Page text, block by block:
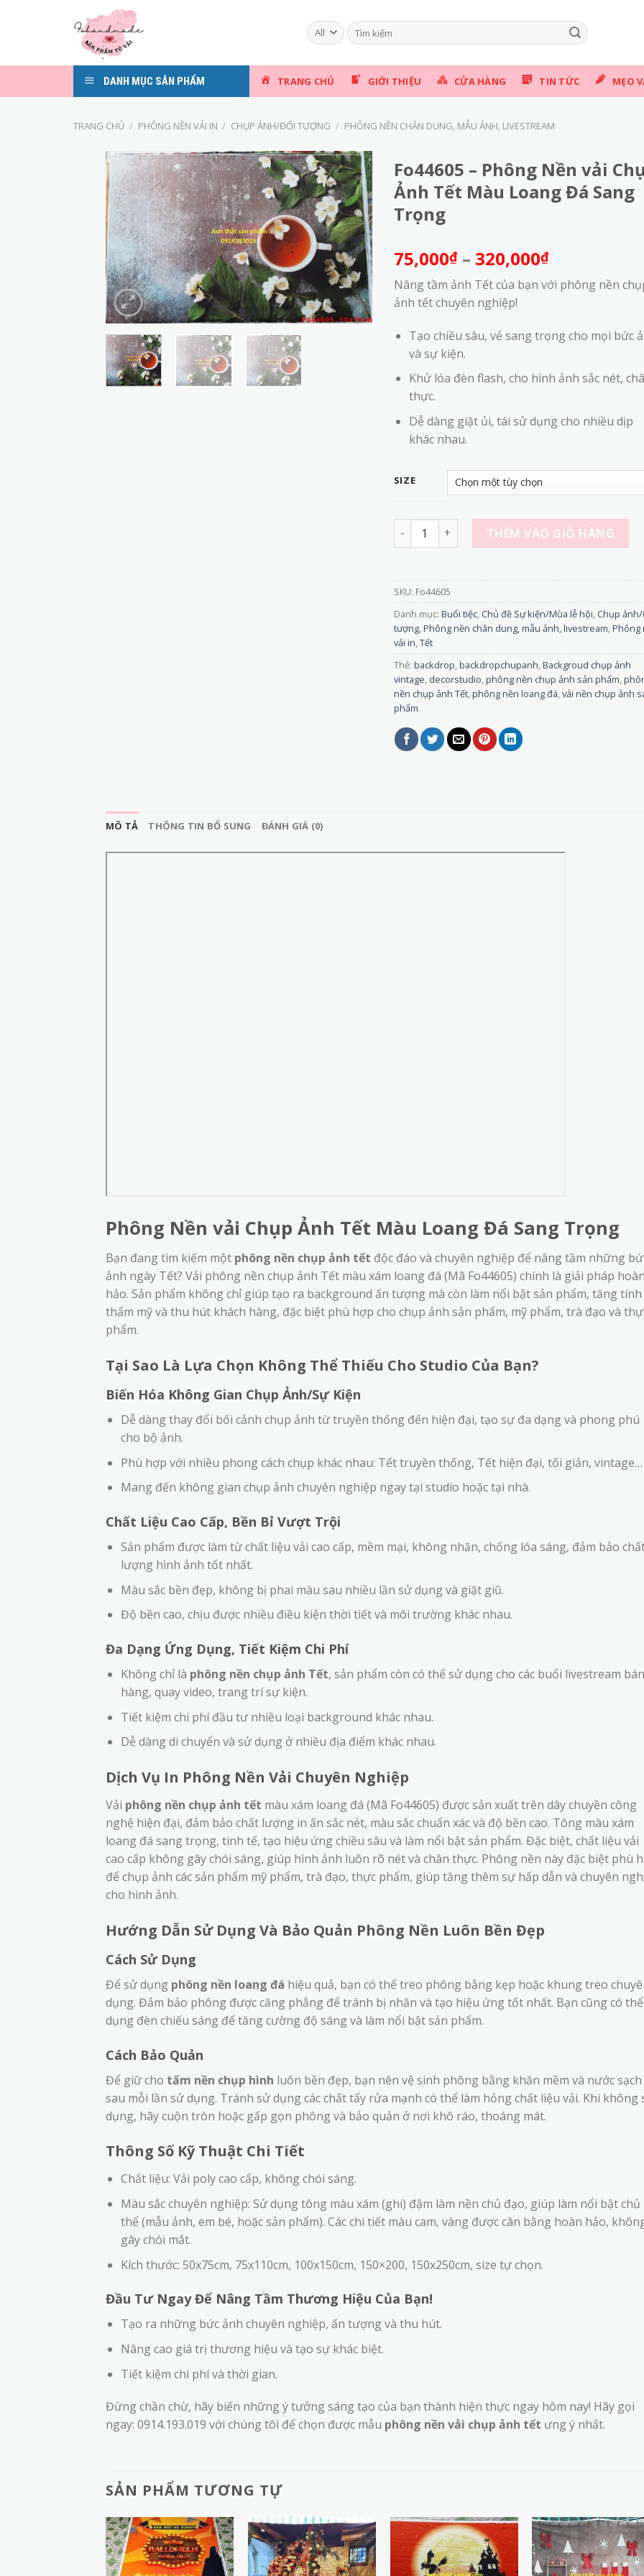
Tìm
kiếm:
DANH MỤC SẢN PHẨM TRANG CHỦ GIỚI THIỆU CỬA HÀNG TIN TỨC MẸO
TRANG CHỦ / PHÔNG NỀN VẢI IN / CHỤP ẢNH/ĐỐI TƯỢNG / PHÔNG NỀN CHÂN DUNG, MẪU ẢNH, LIVESTREAM
Fo44605 – Phông Nền vải
Ảnh Tết Màu Loang Đá Sang
Trọng
75,000₫ – 320,000₫Khoảng
giá:
từ
đến
320,000₫
Nâng tầm ảnh Tết của bạn với phông nền
ảnh tết chuyên nghiệp!
Tạo chiều sâu, vẻ sang trọng cho mọi bức
và sự kiện.
Khử lóa đèn flash, cho hình ảnh sắc nét,
thực.
Dễ dàng giặt ủi, tái sử dụng cho nhiều dịp
khác nhau.
SIZE
Fo44605 - Phông Nền vải Chụp Ảnh Tết Màu
THÊM VÀO GIỎ HÀNG
SKU: Fo44605
Danh mục: Buổi tiệc, Chủ đề Sự kiện/Mùa lễ hội, Chụp
tượng,Phông nền chân dung, mẫu ảnh, livestream,Phông
vải in,Tết
Thẻ: backdrop,backdropchupanh,Backgroud chụp ảnh
vintage, decorstudio,phông nền chụp ảnh sản phẩm,
nền chụp ảnh Tết,phông nền loang đá,vải nền chụp ảnh
phẩm
MÔ TẢ THÔNG TIN BỔ SUNG ĐÁNH GIÁ (0)
Phông Nền vải Chụp Ảnh Tết Màu Loang Đá Sang Trọng
Bạn đang tìm kiếm một phông nền chụp ảnh tết độc đáo và chuyên nghiệp để nâng tầm những
ảnh ngày Tết? Vải phông nền chụp ảnh Tết màu xám loang đá (Mã Fo44605) chính là giải pháp
hảo. Sản phẩm không chỉ giúp tạo ra background ấn tượng mà còn làm nổi bật sản phẩm, tăng tính
thẩm mỹ và thu hút khách hàng, đặc biệt phù hợp cho chụp ảnh sản phẩm, mỹ phẩm, trà đạo và
phẩm.
Tại Sao Là Lựa Chọn Không Thể Thiếu Cho Studio Của Bạn?
Biến Hóa Không Gian Chụp Ảnh/Sự Kiện
Dễ dàng thay đổi bối cảnh chụp ảnh từ truyền thống đến hiện đại, tạo sự đa dạng và phong phú
cho bộ ảnh.
Phù hợp với nhiều phong cách chụp khác nhau: Tết truyền thống, Tết hiện đại, tối giản, vintage…
Mang đến không gian chụp ảnh chuyên nghiệp ngay tại studio hoặc tại nhà.
Chất Liệu Cao Cấp, Bền Bỉ Vượt Trội
Sản phẩm được làm từ chất liệu vải cao cấp, mềm mại, không nhăn, chống lóa sáng, đảm bảo
lượng hình ảnh tốt nhất.
Màu sắc bền đẹp, không bị phai màu sau nhiều lần sử dụng và giặt giũ.
Độ bền cao, chịu được nhiều điều kiện thời tiết và môi trường khác nhau.
Đa Dạng Ứng Dụng, Tiết Kiệm Chi Phí
Không chỉ là phông nền chụp ảnh Tết, sản phẩm còn có thể sử dụng cho các buổi livestream bán
hàng, quay video, trang trí sự kiện.
Tiết kiệm chi phí đầu tư nhiều loại background khác nhau.
Dễ dàng di chuyển và sử dụng ở nhiều địa điểm khác nhau.
Dịch Vụ In Phông Nền Vải Chuyên Nghiệp
Vải phông nền chụp ảnh tết màu xám loang đá (Mã Fo44605) được sản xuất trên dây chuyền công
nghệ hiện đại, đảm bảo chất lượng in ấn sắc nét, màu sắc chuẩn xác và độ bền cao. Tông màu xám
loang đá sang trọng, tinh tế, tạo hiệu ứng chiều sâu và làm nổi bật sản phẩm. Đặc biệt, chất liệu vải
cao cấp không gây chói sáng, giúp hình ảnh luôn rõ nét và chân thực. Phông nền này đặc biệt phù
để chụp ảnh các sản phẩm mỹ phẩm, trà đạo, thực phẩm, giúp tăng thêm sự hấp dẫn và chuyên
cho hình ảnh.
Hướng Dẫn Sử Dụng Và Bảo Quản Phông Nền Luôn Bền Đẹp
Cách Sử Dụng
Để sử dụng phông nền loang đá hiệu quả, bạn có thể treo phông bằng kẹp hoặc khung treo
dụng. Đảm bảo phông được căng phẳng để tránh bị nhăn và tạo hiệu ứng tốt nhất. Bạn cũng có
dụng đèn chiếu sáng để tăng cường độ sáng và làm nổi bật sản phẩm.
Cách Bảo Quản
Để giữ cho tấm nền chụp hình luôn bền đẹp, bạn nên vệ sinh phông bằng khăn mềm và nước sạch
sau mỗi lần sử dụng. Tránh sử dụng các chất tẩy rửa mạnh có thể làm hỏng chất liệu vải. Khi không
dụng, hãy cuộn tròn hoặc gấp gọn phông và bảo quản ở nơi khô ráo, thoáng mát.
Thông Số Kỹ Thuật Chi Tiết
Chất liệu: Vải poly cao cấp, không chói sáng.
Màu sắc chuyên nghiệp: Sử dụng tông màu xám (ghi) đậm làm nền chủ đạo, giúp làm nổi bật chủ
thể (mẫu ảnh, em bé, hoặc sản phẩm). Các chi tiết màu cam, vàng được cân bằng hoàn hảo,
gây chói mắt.
Kích thước: 50x75cm, 75x110cm, 100x150cm, 150×200, 150x250cm, size tự chọn.
Đầu Tư Ngay Để Nâng Tầm Thương Hiệu Của Bạn!
Tạo ra những bức ảnh chuyên nghiệp, ấn tượng và thu hút.
Nâng cao giá trị thương hiệu và tạo sự khác biệt.
Tiết kiệm chi phí và thời gian.
Đừng chần chừ, hãy biến những ý tưởng sáng tạo của bạn thành hiện thực ngay hôm nay! Hãy gọi
ngay: 0914.193.019 với chúng tôi để chọn được mẫu phông nền vải chụp ảnh tết ưng ý nhất.
SẢN PHẨM TƯƠNG TỰ